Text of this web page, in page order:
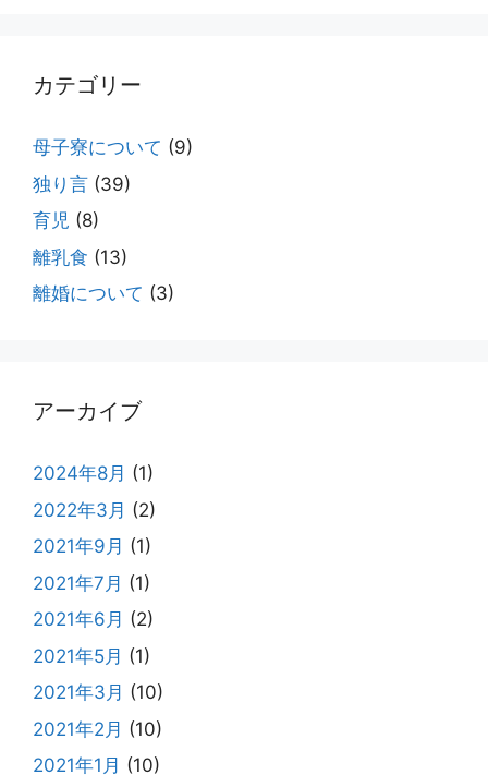
カテゴリー
母子寮について (9)
独り言 (39)
育児 (8)
離乳食 (13)
離婚について (3)
アーカイブ
2024年8月 (1)
2022年3月 (2)
2021年9月 (1)
2021年7月 (1)
2021年6月 (2)
2021年5月 (1)
2021年3月 (10)
2021年2月 (10)
2021年1月 (10)